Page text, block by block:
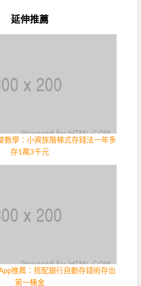
延伸推薦
教學：小資族階梯式存錢法一年多
存1萬3千元
推薦：搭配銀行自動存錢術存出
第一桶金